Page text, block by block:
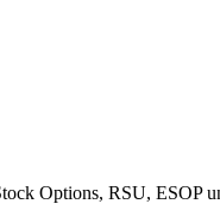
Options, RSU, ESOP